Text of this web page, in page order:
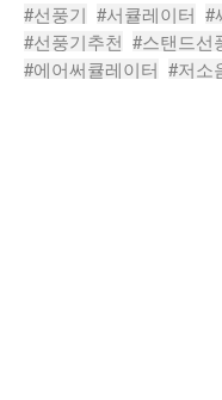
#선풍기 #서큘레이터 #
#선풍기추천 #스탠드선
#에어써큘레이터 #저소